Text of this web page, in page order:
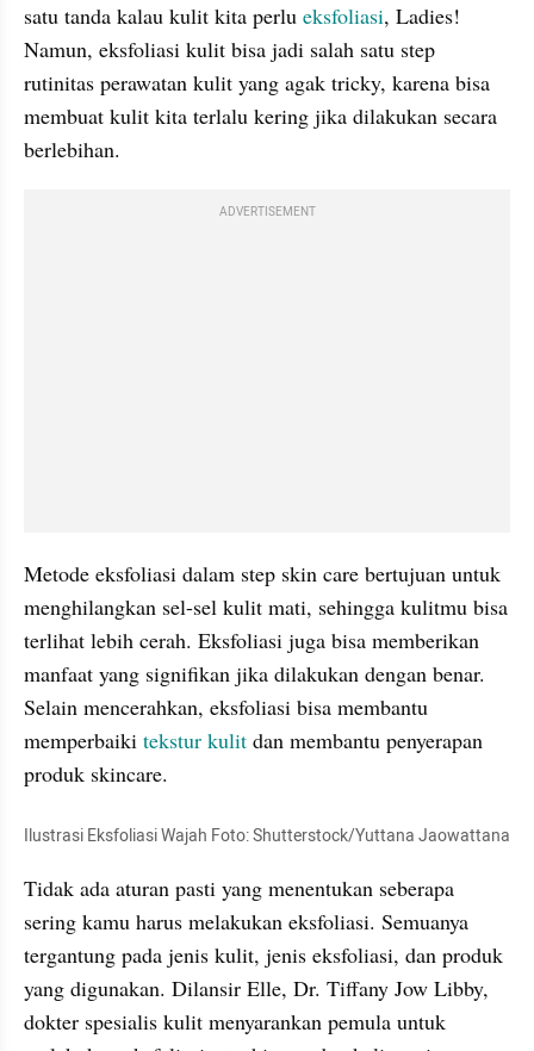
satu tanda kalau kulit kita perlu eksfoliasi, Ladies!
Namun, eksfoliasi kulit bisa jadi salah satu step
rutinitas perawatan kulit yang agak tricky, karena bisa
membuat kulit kita terlalu kering jika dilakukan secara
berlebihan.
ADVERTISEMENT
Metode eksfoliasi dalam step skin care bertujuan untuk
menghilangkan sel-sel kulit mati, sehingga kulitmu bisa
terlihat lebih cerah. Eksfoliasi juga bisa memberikan
manfaat yang signifikan jika dilakukan dengan benar.
Selain mencerahkan, eksfoliasi bisa membantu
memperbaiki tekstur kulit dan membantu penyerapan
produk skincare.
Ilustrasi Eksfoliasi Wajah Foto: Shutterstock/Yuttana Jaowattana
Tidak ada aturan pasti yang menentukan seberapa
sering kamu harus melakukan eksfoliasi. Semuanya
tergantung pada jenis kulit, jenis eksfoliasi, dan produk
yang digunakan. Dilansir Elle, Dr. Tiffany Jow Libby,
dokter spesialis kulit menyarankan pemula untuk